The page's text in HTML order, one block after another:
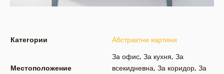
Категории Абстрактни картини
Местоположение
За офис, За кухня, За
всекидневна, За коридор, За